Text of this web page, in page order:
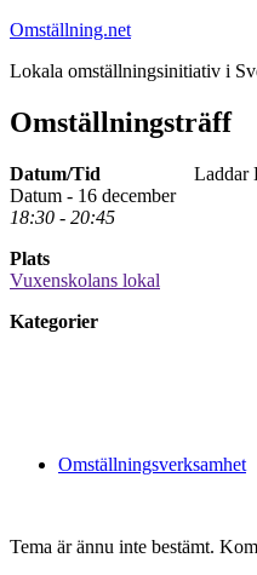
Hoppa
innehåll
Omställning.net
Lokala omställningsinitiativ i
Omställningsträff
Laddar
Datum/Tid
Datum - 16 december
18:30 - 20:45
Plats
Vuxenskolans lokal
Kategorier
Omställningsverksamhet
Tema är ännu inte bestämt.